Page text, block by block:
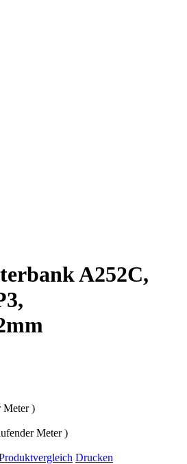
A252C,
Meter )
Meter )
Drucken